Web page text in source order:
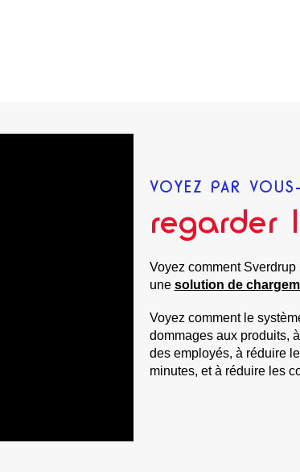
VOYEZ PAR
regarder
Voyez comment
une solution de
Voyez comment le
dommages aux produits,
des employés, à réduire
minutes, et à réduire les